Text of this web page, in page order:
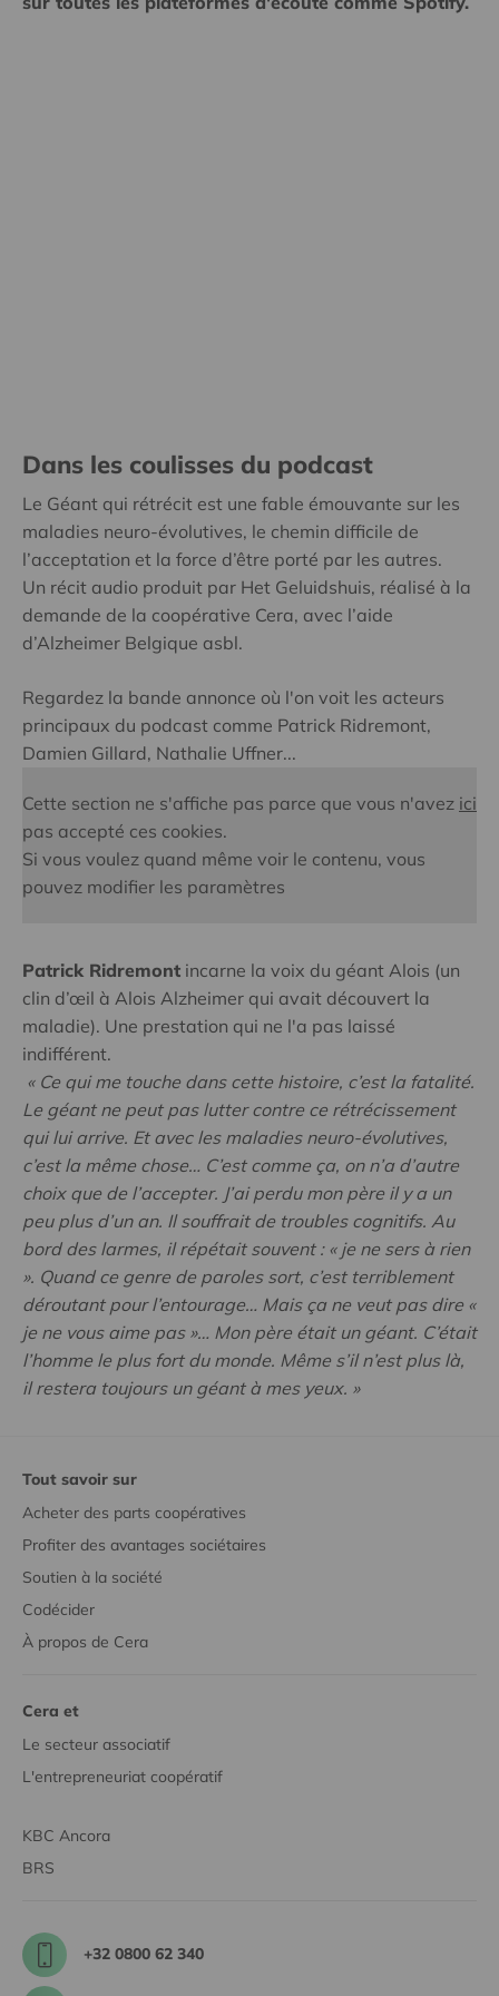
Dans les coulisses du podcast
Le Géant qui rétrécit est une fable émouvante sur les
maladies neuro-évolutives, le chemin difficile de
l’acceptation et la force d’être porté par les autres.
Un récit audio produit par Het Geluidshuis, réalisé à la
demande de la coopérative Cera, avec l’aide
d’Alzheimer Belgique asbl.
Regardez la bande annonce où l'on voit les acteurs
principaux du podcast comme Patrick Ridremont,
Damien Gillard, Nathalie Uffner...
Cette section ne s'affiche pas parce que vous n'avez
pas accepté ces cookies.
Si vous voulez quand même voir le contenu, vous
pouvez modifier les paramètres
ici
Patrick Ridremont incarne la voix du géant Alois (un
clin d’œil à Alois Alzheimer qui avait découvert la
maladie). Une prestation qui ne l'a pas laissé
indifférent.
« Ce qui me touche dans cette histoire, c’est la fatalité.
Le géant ne peut pas lutter contre ce rétrécissement
qui lui arrive. Et avec les maladies neuro-évolutives,
c’est la même chose… C’est comme ça, on n’a d’autre
choix que de l’accepter. J’ai perdu mon père il y a un
peu plus d’un an. Il souffrait de troubles cognitifs. Au
bord des larmes, il répétait souvent : « je ne sers à rien
». Quand ce genre de paroles sort, c’est terriblement
déroutant pour l’entourage… Mais ça ne veut pas dire «
je ne vous aime pas »… Mon père était un géant. C’était
l’homme le plus fort du monde. Même s’il n’est plus là,
il restera toujours un géant à mes yeux. »
Tout savoir sur
Acheter des parts coopératives
Profiter des avantages sociétaires
Soutien à la société
Codécider
À propos de Cera
Cera et
Le secteur associatif
L'entrepreneuriat coopératif
KBC Ancora
BRS
+32 0800 62 340